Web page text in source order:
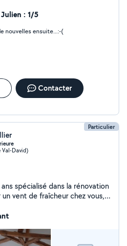
demande. (Location de lève
: 1/5
nouvelles ensuite...:-(
Contacter
Particulier
Val-David)
spécialisé dans la rénovation
vent de fraîcheur chez vous,